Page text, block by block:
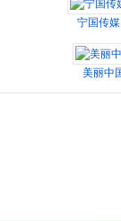
宁国传
美丽中